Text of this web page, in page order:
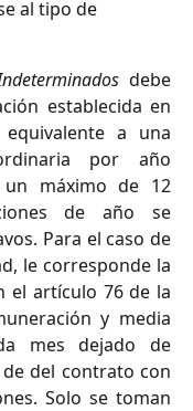
al tipo de
debe
establecida en
a una
por año
máximo de 12
de año se
Para el caso de
le corresponde la
el artículo 76 de la
y media
mes dejado de
del contrato con
Solo se toman